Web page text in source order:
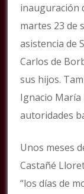
inauguración
martes 23 de
asistencia de
Carlos de
sus hijos.
Ignacio
autoridades
Unos meses
Castañé
“los días de